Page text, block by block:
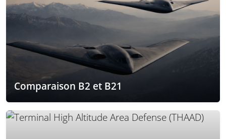
Comparaison B2 et B21